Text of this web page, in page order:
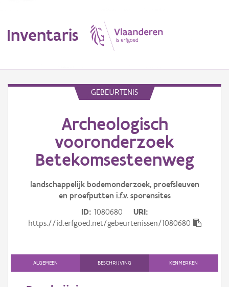
Inventaris
Aanduidingsobject
Waarneming
Downloads
GEBEURTENIS
Archeologisch
vooronderzoek
Betekomsesteenweg
landschappelijk bodemonderzoek, proefsleuven
en proefputten i.f.v. sporensites
ID 1080680
URI
https://id.erfgoed.net/gebeurtenissen/1080680
ALGEMEEN BESCHRIJVING KENMERKEN